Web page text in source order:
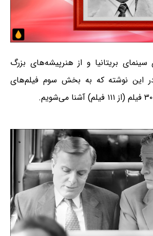
بریتانیا و از هنرپیشه‌های بزرگ
این نوشته که به بخش سوم فیلم‌های